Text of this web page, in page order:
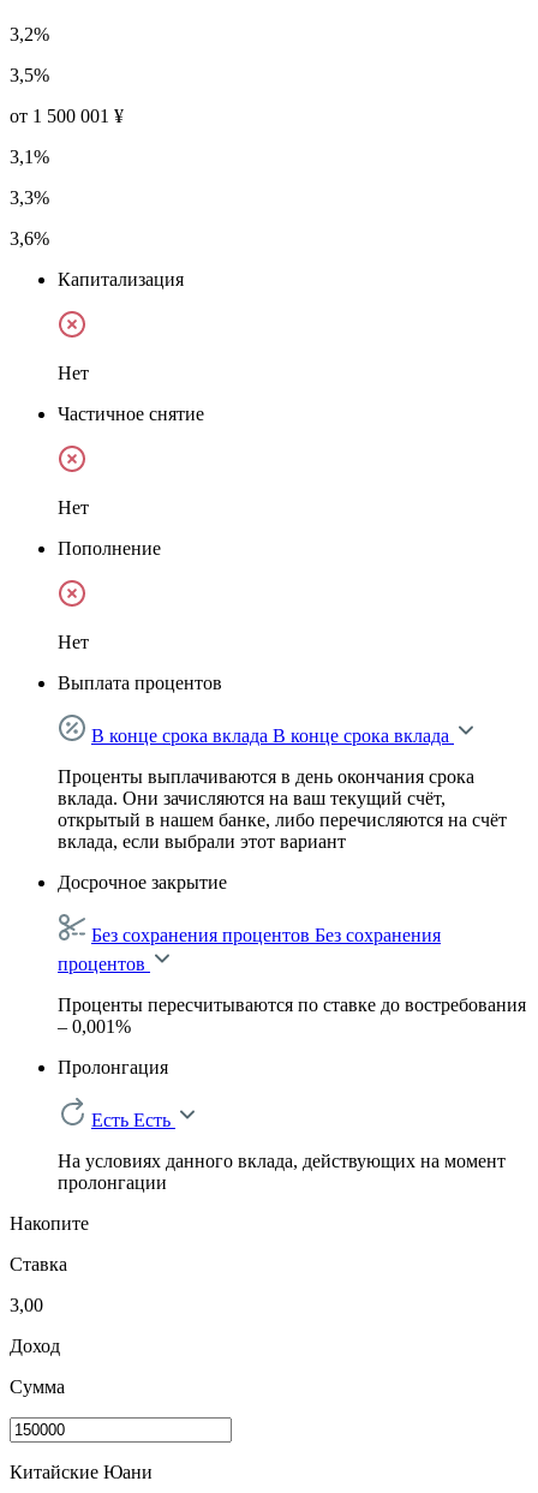
3,2%
3,5%
от 1 500 001 ¥
3,1%
3,3%
3,6%
Капитализация
Нет
Частичное снятие
Нет
Пополнение
Нет
Выплата процентов
В конце срока вклада В конце срока вклада
Проценты выплачиваются в день окончания срока
вклада. Они зачисляются на ваш текущий счёт,
открытый в нашем банке, либо перечисляются на счёт
вклада, если выбрали этот вариант
Досрочное закрытие
Без сохранения процентов Без сохранения
процентов
Проценты пересчитываются по ставке до востребования
– 0,001%
Пролонгация
Есть Есть
На условиях данного вклада, действующих на момент
пролонгации
Накопите
Ставка
3,00
Доход
Сумма
Китайские Юани